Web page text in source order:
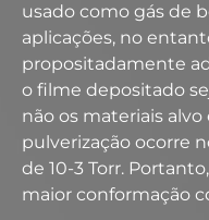
usado como gás de
aplicações, no
propositadamente
o filme depositado
não os materiais
pulverização ocorre
de 10-3 Torr.
maior conformação